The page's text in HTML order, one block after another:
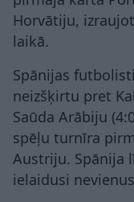
Horvātiju,
laikā.
Spānijas
neizšķirtu pret
Saūda Arābiju
spēļu turnīra
Austriju. Spānija
ielaidusi